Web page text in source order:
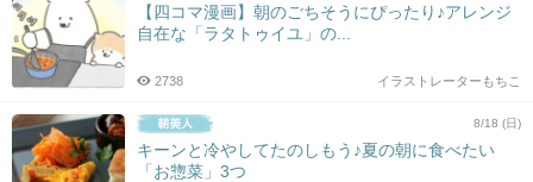
【四コマ漫画】朝のごちそうにぴったり♪アレンジ
自在な「ラタトゥイユ」の...
イラストレーターもちこ
2738
8/18 (日)
キーンと冷やしてたのしもう♪夏の朝に食べたい
「お惣菜」3つ